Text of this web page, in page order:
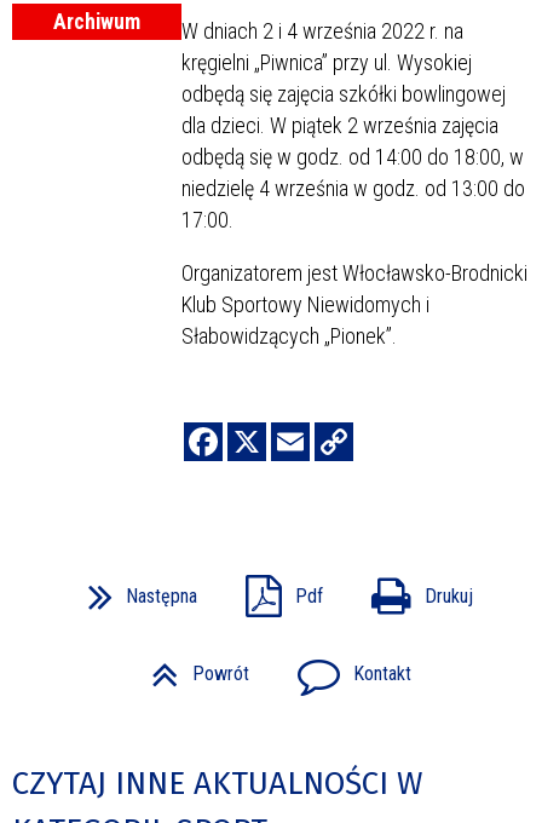
Archiwum
W dniach 2 i 4 września 2022 r. na
kręgielni „Piwnica” przy ul. Wysokiej
odbędą się zajęcia szkółki bowlingowej
dla dzieci. W piątek 2 września zajęcia
odbędą się w godz. od 14:00 do 18:00, w
niedzielę 4 września w godz. od 13:00 do
17:00.
Organizatorem jest Włocławsko-Brodnicki
Klub Sportowy Niewidomych i
Słabowidzących „Pionek”.
Następna Pdf Drukuj
Powrót Kontakt
CZYTAJ INNE AKTUALNOŚCI W